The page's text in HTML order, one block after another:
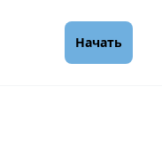
Начать